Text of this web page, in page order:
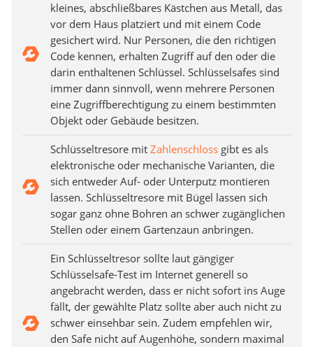
kleines, abschließbares Kästchen aus Metall, das
vor dem Haus platziert und mit einem Code
gesichert wird. Nur Personen, die den richtigen
Code kennen, erhalten Zugriff auf den oder die
darin enthaltenen Schlüssel. Schlüsselsafes sind
immer dann sinnvoll, wenn mehrere Personen
eine Zugriffberechtigung zu einem bestimmten
Objekt oder Gebäude besitzen.
Schlüsseltresore mit Zahlenschloss gibt es als
elektronische oder mechanische Varianten, die
sich entweder Auf- oder Unterputz montieren
lassen. Schlüsseltresore mit Bügel lassen sich
sogar ganz ohne Bohren an schwer zugänglichen
Stellen oder einem Gartenzaun anbringen.
Ein Schlüsseltresor sollte laut gängiger
Schlüsselsafe-Test im Internet generell so
angebracht werden, dass er nicht sofort ins Auge
fällt, der gewählte Platz sollte aber auch nicht zu
schwer einsehbar sein. Zudem empfehlen wir,
den Safe nicht auf Augenhöhe, sondern maximal